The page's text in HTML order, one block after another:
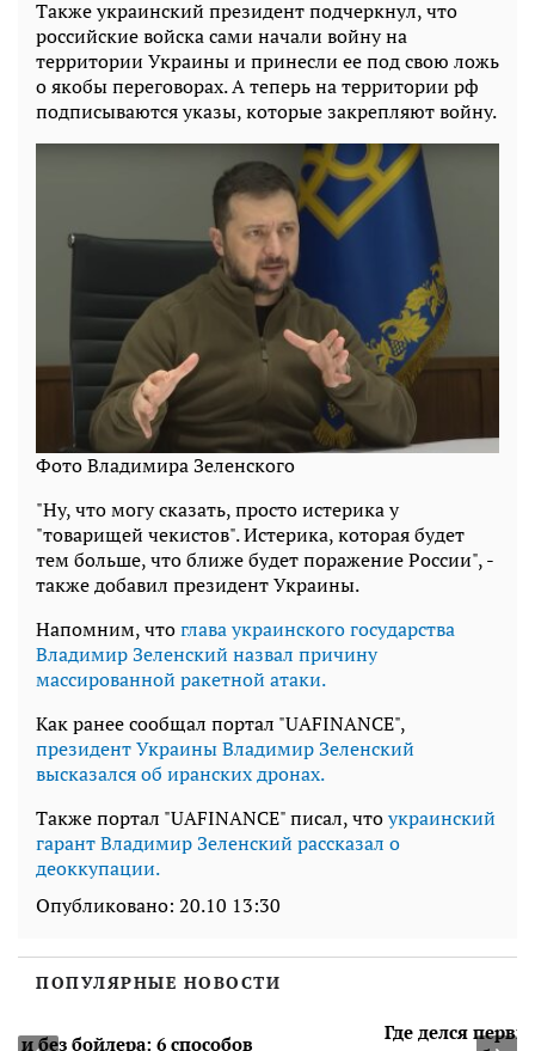
Также украинский президент подчеркнул, что
российские войска сами начали войну на
территории Украины и принесли ее под свою ложь
о якобы переговорах. А теперь на территории рф
подписываются указы, которые закрепляют войну.
Фото Владимира Зеленского
"Ну, что могу сказать, просто истерика у
"товарищей чекистов". Истерика, которая будет
тем больше, что ближе будет поражение России", -
также добавил президент Украины.
Напомним, чтоглава украинского государства
Владимир Зеленский назвал причину
массированной ракетной атаки.
Как ранее сообщал портал "UAFINANCE",
президент Украины Владимир Зеленский
высказался об иранских дронах.
Также портал "UAFINANCE" писал, чтоукраинский
гарант Владимир Зеленский рассказал о
деоккупации.
Опубликовано: 20.10 13:30
ПОПУЛЯРНЫЕ НОВОСТИ
Где делся первый муж Кати Осадчей и